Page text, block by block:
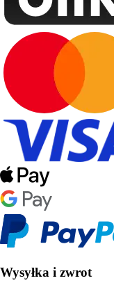
Wysyłka i zwrot